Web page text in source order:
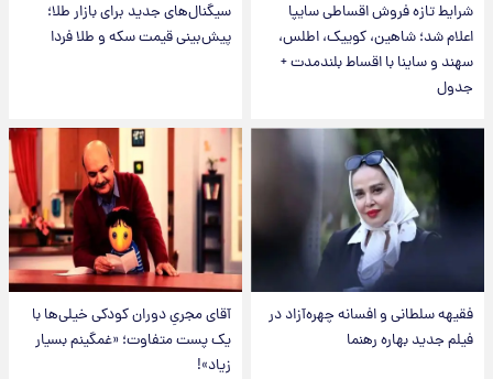
شرایط تازه فروش اقساطی سایپا
اعلام شد؛ شاهین، کوییک، اطلس،
سهند و ساینا با اقساط بلندمدت +
جدول
سیگنال‌های جدید برای بازار طلا؛
پیش‌بینی قیمت سکه و طلا فردا
فقیهه سلطانی و افسانه چهره‌آزاد در
فیلم جدید بهاره رهنما
آقای مجریِ دوران کودکی خیلی‌ها با
یک پست متفاوت؛ «غمگینم بسیار
زیاد»!